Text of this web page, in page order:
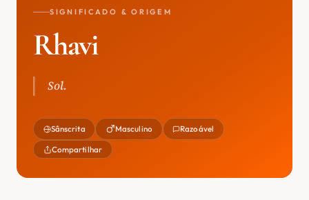
SIGNIFICADO & ORIGEM
Rhavi
Sol.
Sânscrita Masculino Razoável
Compartilhar